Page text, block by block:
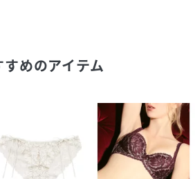
で予めご了承下さい。
イロン80％、ポリウレタン18％、コットン
すめのアイテム